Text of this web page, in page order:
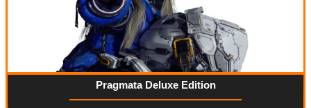
Pragmata Deluxe Edition